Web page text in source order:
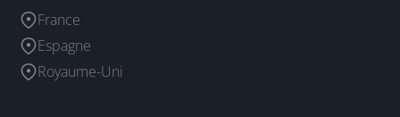
France
Espagne
Royaume-Uni